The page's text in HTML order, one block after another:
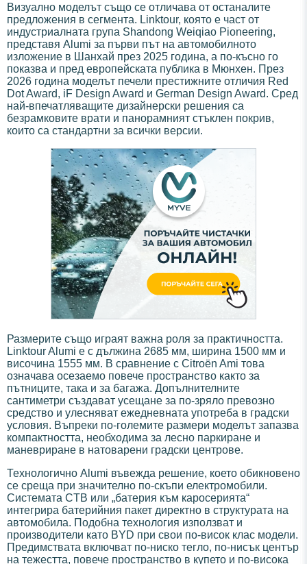
Визуално моделът също се отличава от останалите
предложения в сегмента. Linktour, която е част от
индустриалната група Shandong Weiqiao Pioneering,
представя Alumi за първи път на автомобилното
изложение в Шанхай през 2025 година, а по-късно го
показва и пред европейската публика в Мюнхен. През
2026 година моделът печели престижните отличия Red
Dot Award, iF Design Award и German Design Award. Сред
най-впечатляващите дизайнерски решения са
безрамковите врати и панорамният стъклен покрив,
които са стандартни за всички версии.
Размерите също играят важна роля за практичността.
Linktour Alumi е с дължина 2685 мм, ширина 1500 мм и
височина 1555 мм. В сравнение с Citroën Ami това
означава осезаемо повече пространство както за
пътниците, така и за багажа. Допълнителните
сантиметри създават усещане за по-зряло превозно
средство и улесняват ежедневната употреба в градски
условия. Въпреки по-големите размери моделът запазва
компактността, необходима за лесно паркиране и
маневриране в натоварени градски центрове.
Технологично Alumi въвежда решение, което обикновено
се среща при значително по-скъпи електромобили.
Системата CTB или „батерия към каросерията“
интегрира батерийния пакет директно в структурата на
автомобила. Подобна технология използват и
производители като BYD при свои по-висок клас модели.
Предимствата включват по-ниско тегло, по-нисък център
на тежестта, повече пространство в купето и по-висока